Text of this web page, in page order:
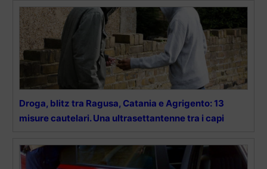
Droga, blitz tra Ragusa, Catania e Agrigento: 13
misure cautelari. Una ultrasettantenne tra i capi